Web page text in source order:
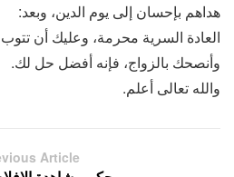
هداهم بإحسان إلى يوم الدين، وبعد:
العادة السرية محرمة، وعليك أن تتوب
وأنصحك بالزواج، فإنه أفضل حل لك.
والله تعالى أعلم.
Article